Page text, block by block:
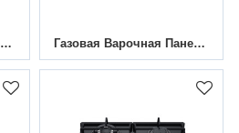
Газовая Варочная Панель Из Нержавеющей Стали С 5 Конфорками|MGBS-865B4C|860 Мм Газовая Варочная Панель С 5 Конфорками MGBG-875G|870 Мм